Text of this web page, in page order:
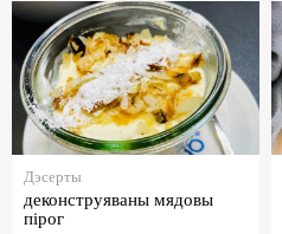
Дэсерты
деконструяваны мядовы
пірог